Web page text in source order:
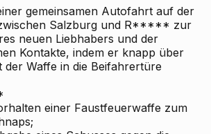
gemeinsamen Autofahrt auf der
Salzburg und R***** zur
neuen Liebhabers und der
Kontakte, indem er knapp über
der Waffe in die Beifahrertüre
einer Faustfeuerwaffe zum